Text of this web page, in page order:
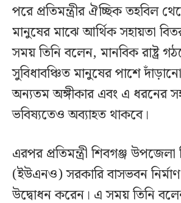
পরে প্রতিমন্ত্রীর ঐচ্ছিক তহবিল
মানুষের মাঝে আর্থিক সহায়তা
সময় তিনি বলেন, মানবিক রাষ্ট্র
সুবিধাবঞ্চিত মানুষের পাশে
অন্যতম অঙ্গীকার এবং এ ধরনের
ভবিষ্যতেও অব্যাহত থাকবে।
এরপর প্রতিমন্ত্রী শিবগঞ্জ উপজেলা
(ইউএনও) সরকারি বাসভবন
উদ্বোধন করেন। এ সময় তিনি